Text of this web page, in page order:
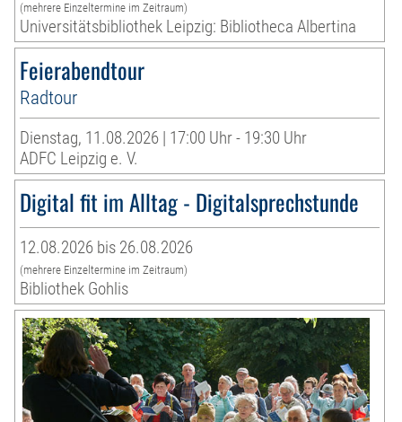
(mehrere Einzeltermine im Zeitraum)
Universitätsbibliothek Leipzig: Bibliotheca Albertina
Feierabendtour
Radtour
Dienstag, 11.08.2026 | 17:00 Uhr - 19:30 Uhr
ADFC Leipzig e. V.
Digital fit im Alltag - Digitalsprechstunde
12.08.2026 bis 26.08.2026
(mehrere Einzeltermine im Zeitraum)
Bibliothek Gohlis